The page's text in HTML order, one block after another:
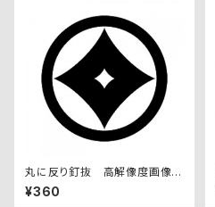
丸に反り釘抜 高解像度画像セ
ット
¥360